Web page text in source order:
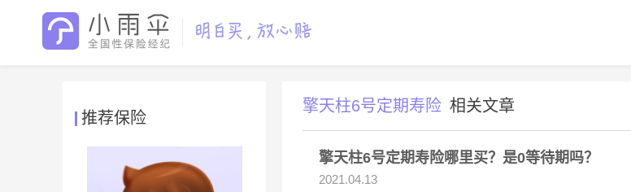
推荐保险
擎天柱6号定期寿险 相关文章
擎天柱6号定期寿险哪里买？是0等待期吗？
2021.04.13